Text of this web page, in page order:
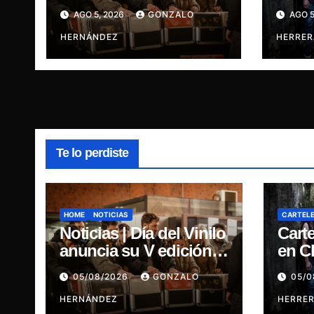
celebrando el regreso
del 7″ fabricado en
Chile
AGO 5, 2026 GONZALO
HERNÁNDEZ
AGO
Te lo perdiste
HOME NOTICIAS
Noticias | Día del Vinilo
anuncia su V edición
celebrando el regreso
del 7″ fabricado en
Chile
05/08/2026 GONZALO
HERNÁNDEZ
en
05/